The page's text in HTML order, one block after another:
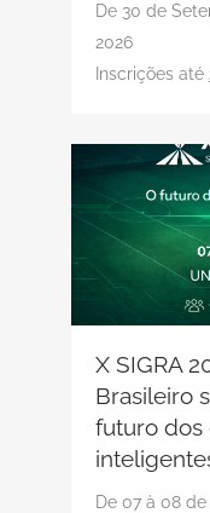
De 30 de
2026
Inscrições até
X SIGRA
Brasileiro
futuro dos
De 07 à 08